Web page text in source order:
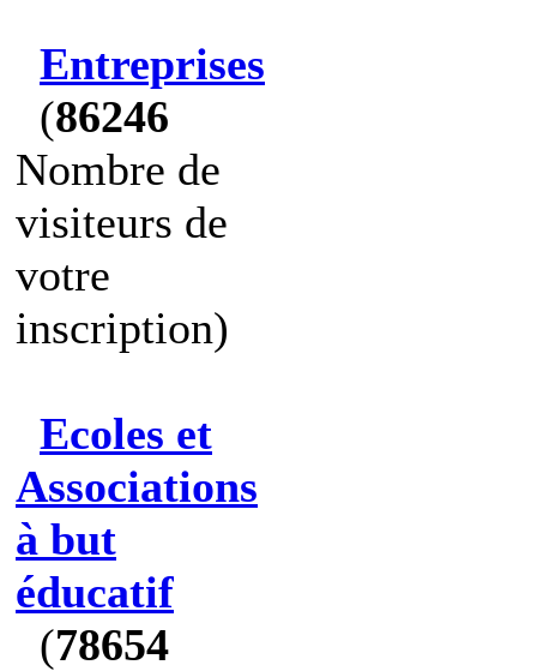
Entreprises
(86246
Nombre de
visiteurs de
votre
inscription)
Ecoles et
Associations
à but
éducatif
(78654